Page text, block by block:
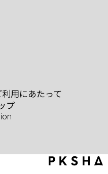
利用にあたって
プ